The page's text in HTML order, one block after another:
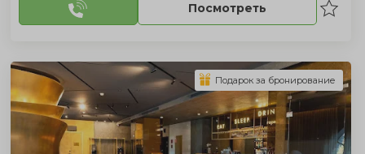
Посмотреть
Подарок за бронирование